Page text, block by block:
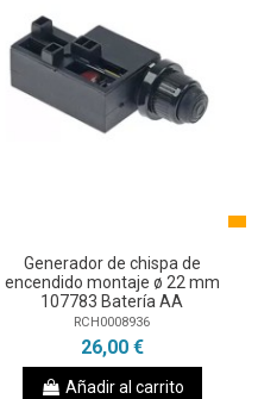
Generador de chispa de
encendido montaje ø 22 mm
107783 Batería AA
RCH0008936
26,00 €
Añadir al carrito